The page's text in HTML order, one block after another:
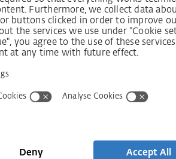
strikt ab. Wir
aufgrund des
einer Behinderung, der